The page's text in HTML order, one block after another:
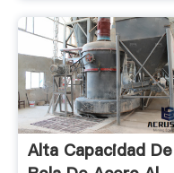
Alta Capacidad De